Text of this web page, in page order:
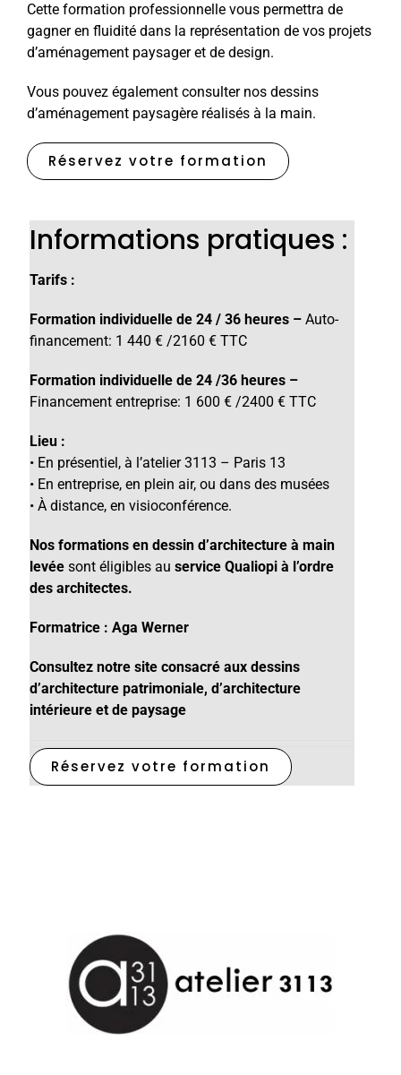
Cette formation professionnelle vous permettra de
gagner en fluidité dans la représentation de vos projets
d’aménagement paysager et de design.
Vous pouvez également consulter nos dessins
d’aménagement paysagère réalisés à la main.
Réservez votre formation
Informations pratiques :
Tarifs :
Formation individuelle de 24 / 36 heures – Auto-
financement: 1 440 € /2160 € TTC
Formation individuelle de 24 /36 heures –
Financement entreprise: 1 600 € /2400 € TTC
Lieu :
• En présentiel, à l’atelier 3113 – Paris 13
• En entreprise, en plein air, ou dans des musées
• À distance, en visioconférence.
Nos formations en dessin d’architecture à main
levée sont éligibles au service Qualiopi à l’ordre
des architectes.
Formatrice : Aga Werner
Consultez notre site consacré aux dessins
d’architecture patrimoniale, d’architecture
intérieure et de paysage
Réservez votre formation